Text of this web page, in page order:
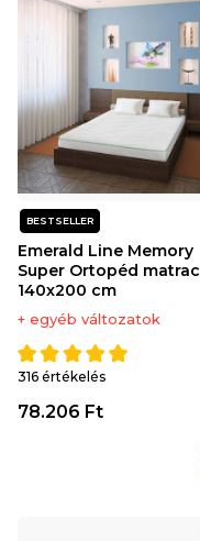
BESTSELLER
Emerald Line Memory
Super Ortopéd matrac
140x200 cm
+ egyéb változatok
316 értékelés
78.206 Ft